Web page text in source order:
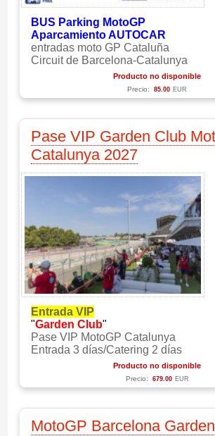
BUS Parking MotoGP
Aparcamiento AUTOCAR
entradas moto GP Cataluña
Circuit de Barcelona-Catalunya
Producto no disponible
Precio: 85.00 EUR
Pase VIP Garden Club
Catalunya 2027
Entrada VIP
"Garden Club"
Pase VIP MotoGP Catalunya
Entrada 3 días/Catering 2 días
Producto no disponible
Precio: 679.00 EUR
MotoGP Barcelona